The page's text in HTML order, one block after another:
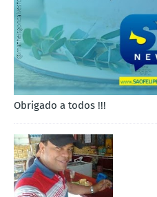
Obrigado a todos !!!